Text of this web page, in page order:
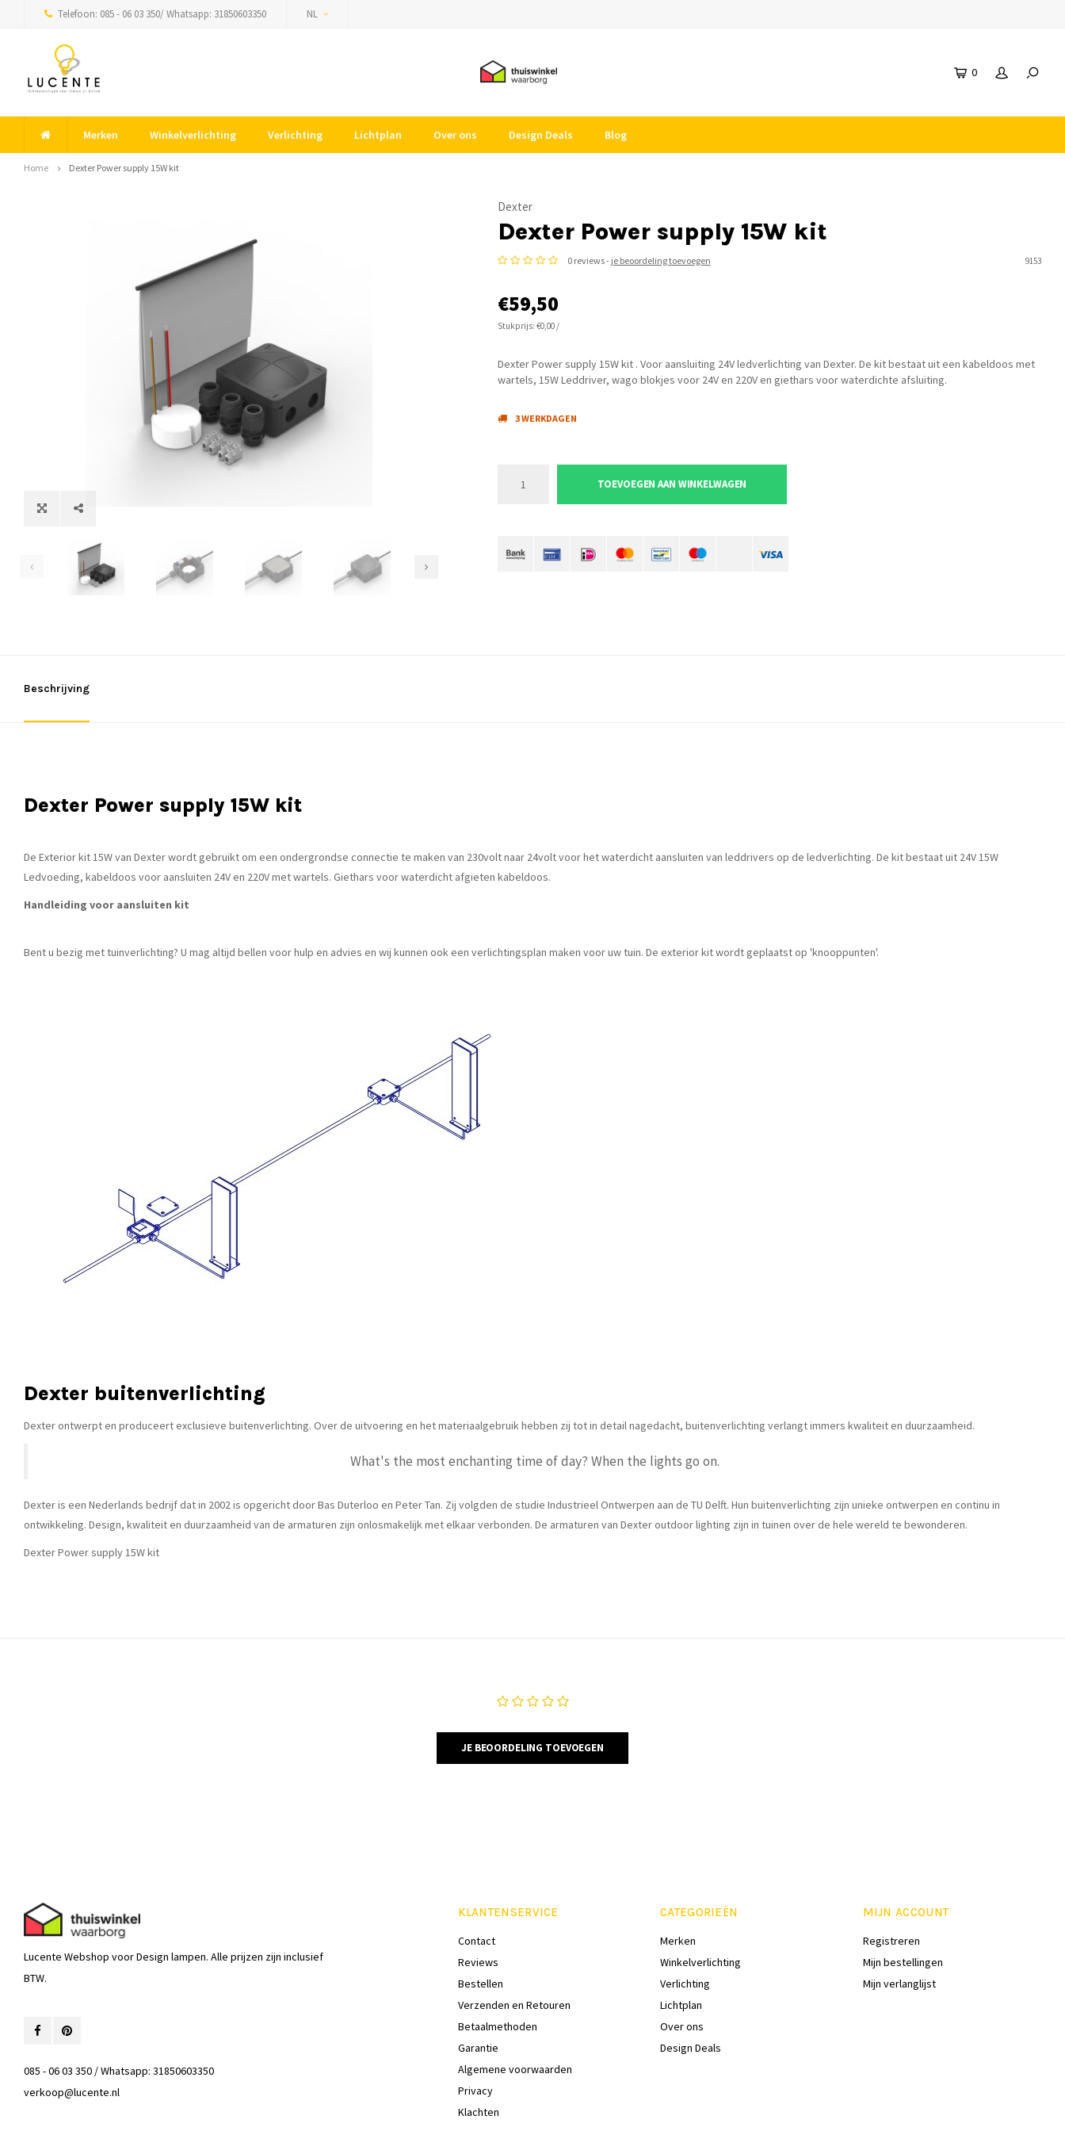
Telefoon: 085 - 06 03 350/ Whatsapp: 31850603350 NL
0
Merken Winkelverlichting Verlichting Lichtplan Over ons Design Deals Blog
Home Dexter Power supply 15W kit
Dexter
Dexter Power supply 15W kit
0 reviews - je beoordeling toevoegen 9153
€59,50
Stukprijs: €0,00 /
Dexter Power supply 15W kit . Voor aansluiting 24V ledverlichting van Dexter. De kit bestaat uit een kabeldoos met
wartels, 15W Leddriver, wago blokjes voor 24V en 220V en giethars voor waterdichte afsluiting.
3 WERKDAGEN
TOEVOEGEN AAN WINKELWAGEN
Beschrijving
Dexter Power supply 15W kit
De Exterior kit 15W van Dexter wordt gebruikt om een ondergrondse connectie te maken van 230volt naar 24volt voor het waterdicht aansluiten van leddrivers op de ledverlichting. De kit bestaat uit 24V 15W
Ledvoeding, kabeldoos voor aansluiten 24V en 220V met wartels. Giethars voor waterdicht afgieten kabeldoos.
Handleiding voor aansluiten kit
Bent u bezig met tuinverlichting? U mag altijd bellen voor hulp en advies en wij kunnen ook een verlichtingsplan maken voor uw tuin. De exterior kit wordt geplaatst op 'knooppunten'.
Dexter buitenverlichting
Dexter ontwerpt en produceert exclusieve buitenverlichting. Over de uitvoering en het materiaalgebruik hebben zij tot in detail nagedacht, buitenverlichting verlangt immers kwaliteit en duurzaamheid.
What's the most enchanting time of day? When the lights go on.
Dexter is een Nederlands bedrijf dat in 2002 is opgericht door Bas Duterloo en Peter Tan. Zij volgden de studie Industrieel Ontwerpen aan de TU Delft. Hun buitenverlichting zijn unieke ontwerpen en continu in
ontwikkeling. Design, kwaliteit en duurzaamheid van de armaturen zijn onlosmakelijk met elkaar verbonden. De armaturen van Dexter outdoor lighting zijn in tuinen over de hele wereld te bewonderen.
Dexter Power supply 15W kit
JE BEOORDELING TOEVOEGEN
Lucente Webshop voor Design lampen. Alle prijzen zijn inclusief
BTW.
085 - 06 03 350 / Whatsapp: 31850603350
verkoop@lucente.nl
KLANTENSERVICE
Contact
Reviews
Bestellen
Verzenden en Retouren
Betaalmethoden
Garantie
Algemene voorwaarden
Privacy
Klachten
CATEGORIEËN
Merken
Winkelverlichting
Verlichting
Lichtplan
Over ons
Design Deals
MIJN ACCOUNT
Registreren
Mijn bestellingen
Mijn verlanglijst